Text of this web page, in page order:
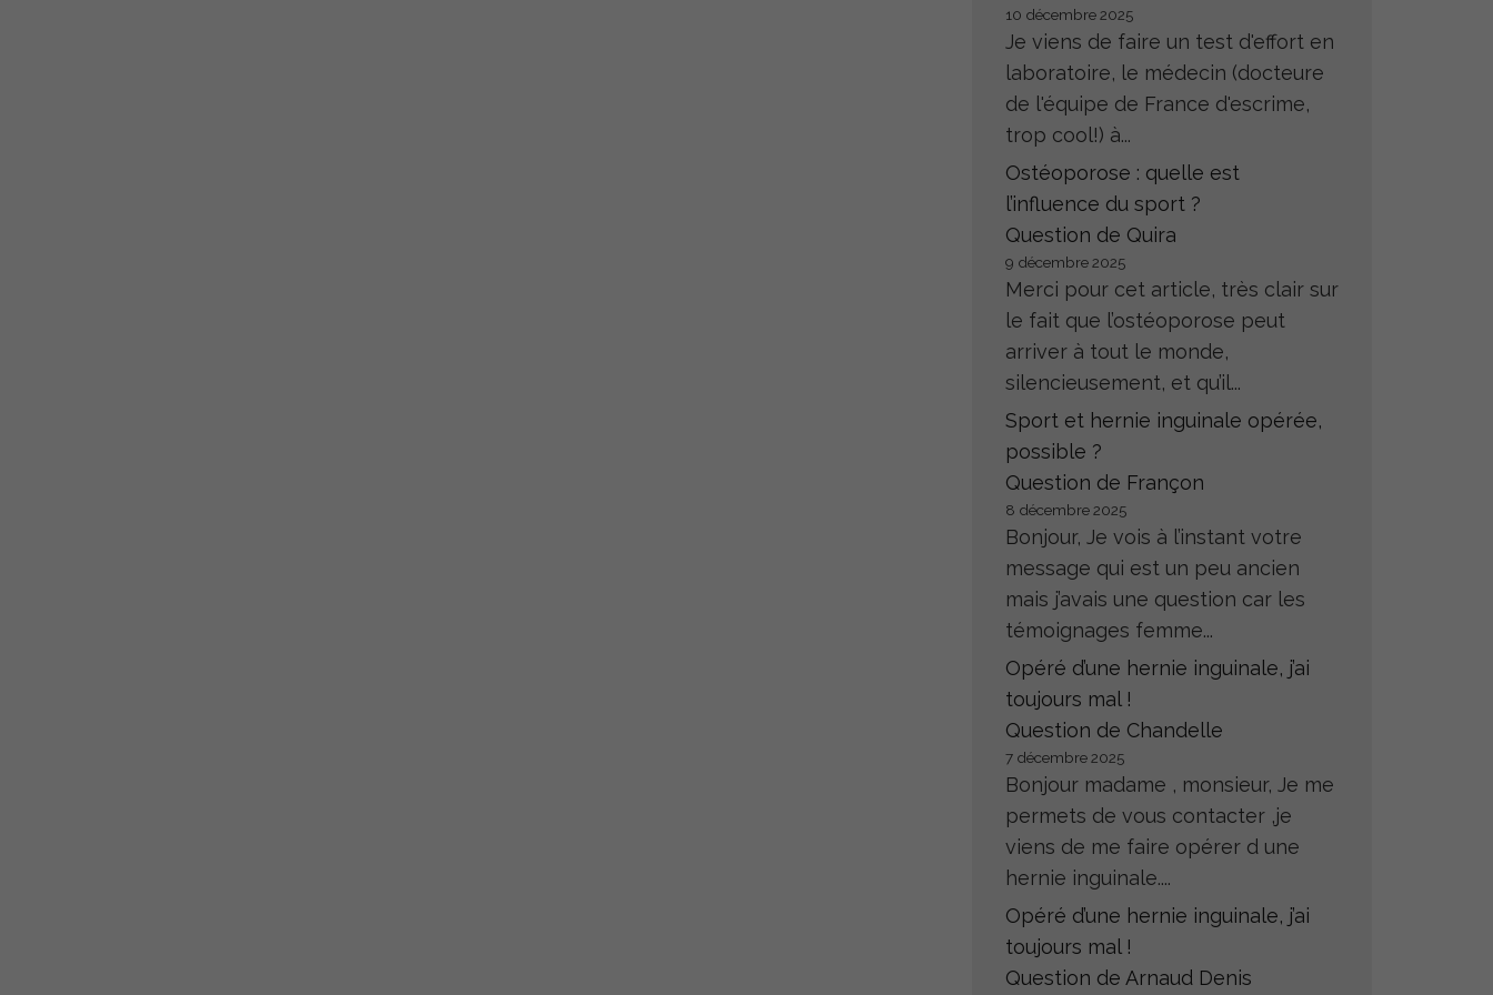
10 décembre 2025
Je viens de faire un test d'effort en
laboratoire, le médecin (docteure
de l'équipe de France d'escrime,
trop cool!) à...
Ostéoporose : quelle est
l’influence du sport ?
Question de Quira
9 décembre 2025
Merci pour cet article, très clair sur
le fait que l’ostéoporose peut
arriver à tout le monde,
silencieusement, et qu’il...
Sport et hernie inguinale opérée,
possible ?
Question de Françon
8 décembre 2025
Bonjour, Je vois à l’instant votre
message qui est un peu ancien
mais j’avais une question car les
témoignages femme...
Opéré d’une hernie inguinale, j’ai
toujours mal !
Question de Chandelle
7 décembre 2025
Bonjour madame , monsieur, Je me
permets de vous contacter ,je
viens de me faire opérer d une
hernie inguinale....
Opéré d’une hernie inguinale, j’ai
toujours mal !
Question de Arnaud Denis